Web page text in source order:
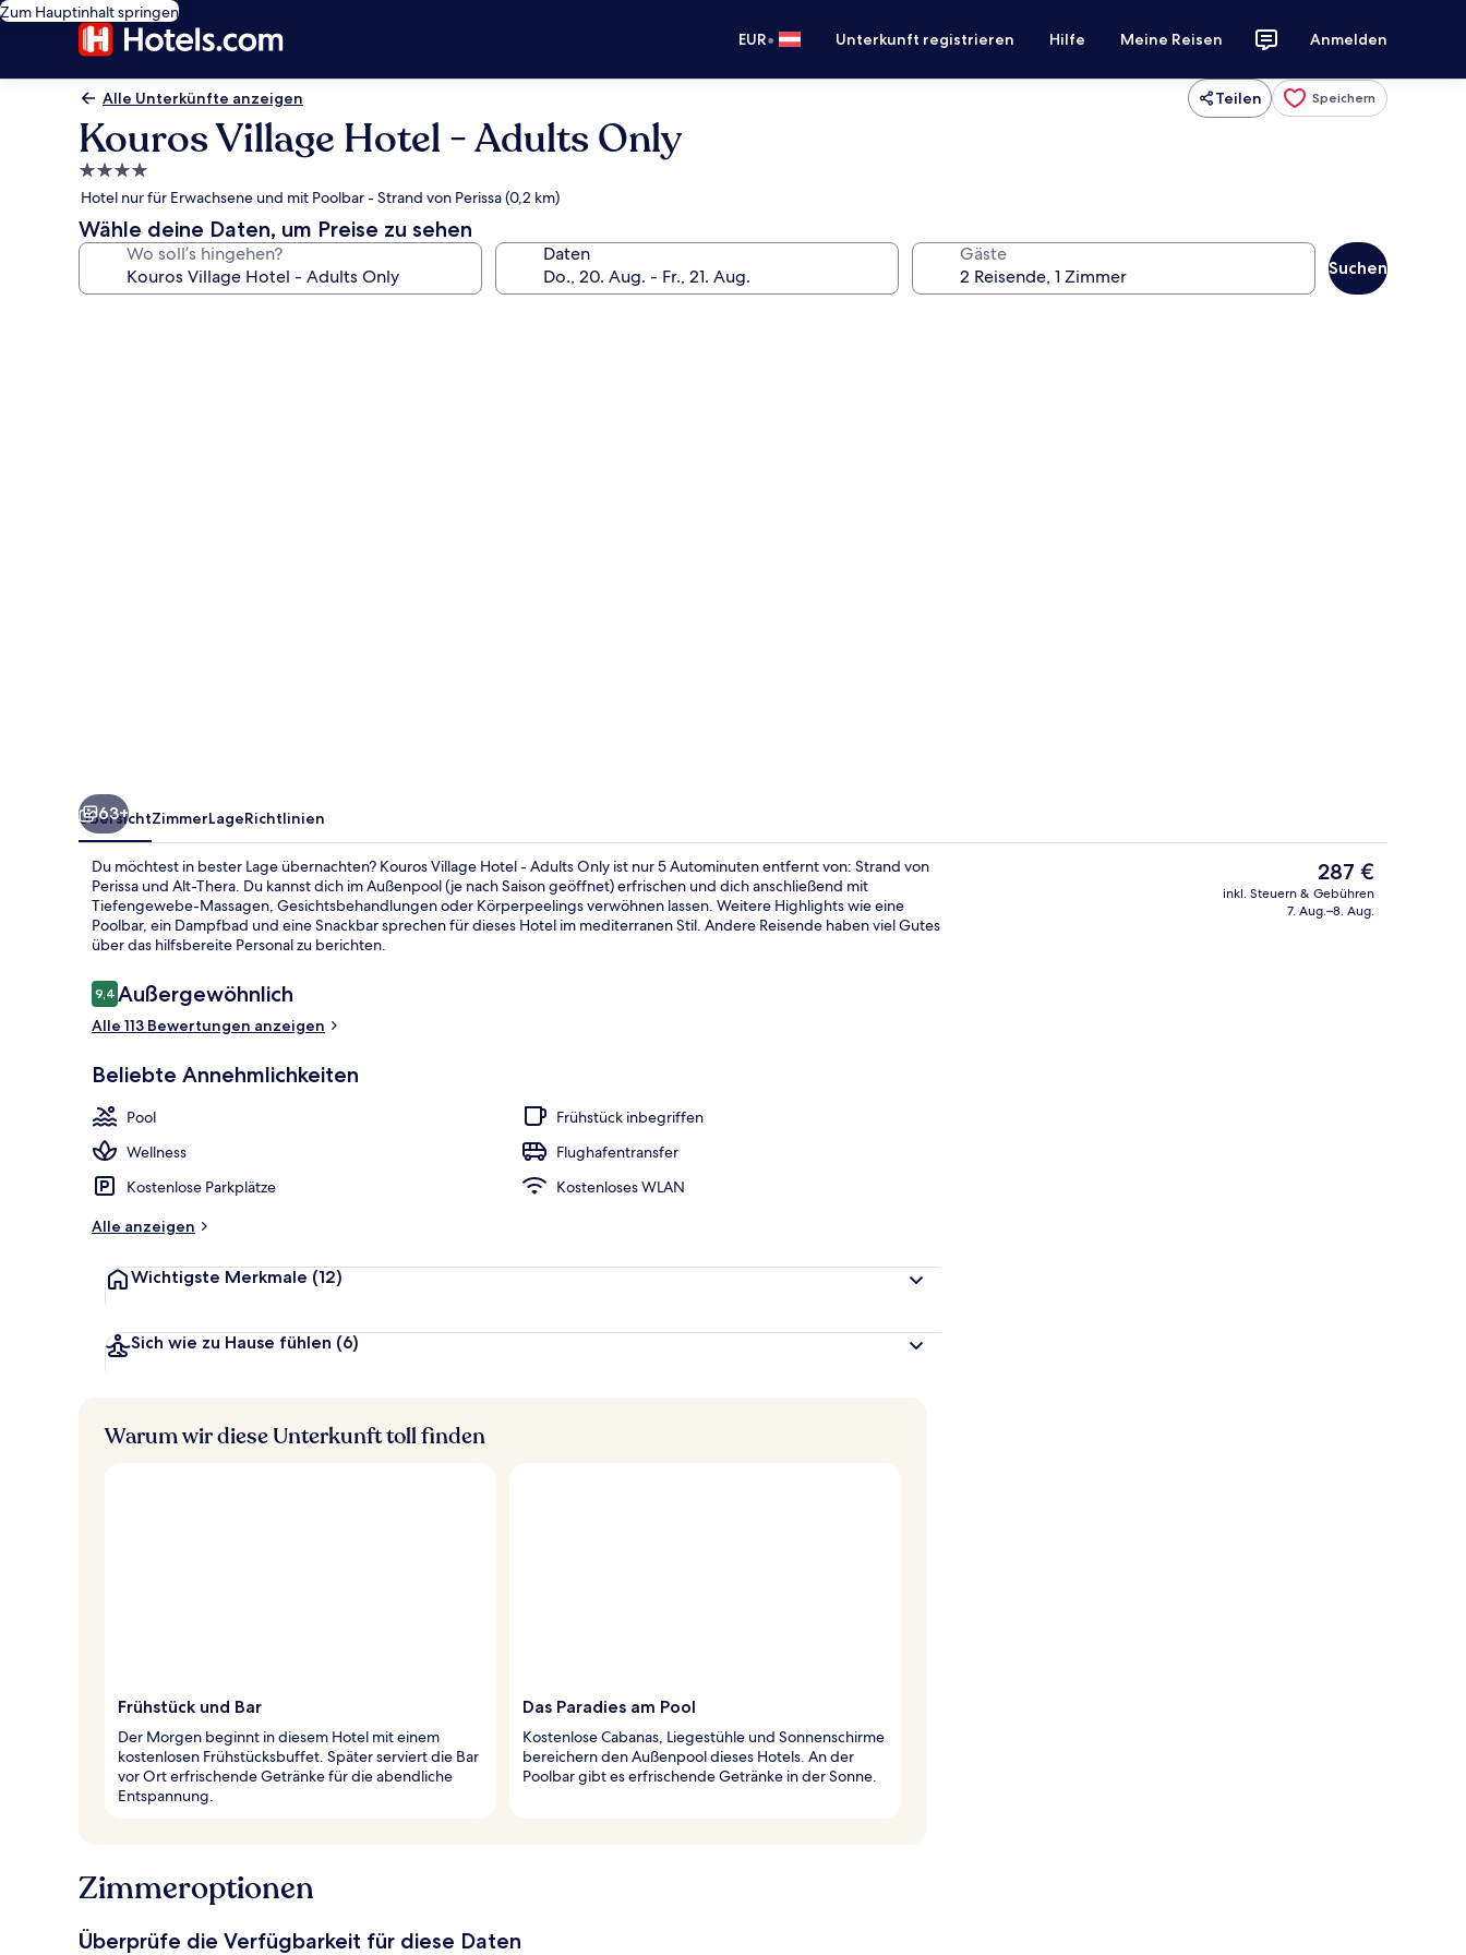
Zum Hauptinhalt springen
EUR• Unterkunft registrieren Hilfe Meine Reisen Anmelden
Alle Unterkünfte anzeigen Teilen Speichern
Kouros Village Hotel - Adults Only
4.0-
Sterne-
Unterkunft
Hotel nur für Erwachsene und mit Poolbar - Strand von Perissa (0,2 km)
Wähle deine Daten, um Preise zu sehen
Wo soll’s hingehen? Daten Gäste
Suchen
Außendetails
63+
ÜbersichtZimmerLageRichtlinien
Du möchtest in bester Lage übernachten? Kouros Village Hotel - Adults Only ist nur 5 Autominuten entfernt von: Strand von
Perissa und Alt-Thera. Du kannst dich im Außenpool (je nach Saison geöffnet) erfrischen und dich anschließend mit
Tiefengewebe-Massagen, Gesichtsbehandlungen oder Körperpeelings verwöhnen lassen. Weitere Highlights wie eine
Poolbar, ein Dampfbad und eine Snackbar sprechen für dieses Hotel im mediterranen Stil. Andere Reisende haben viel Gutes
über das hilfsbereite Personal zu berichten.
Bewertungen
9,49,4 von 10.
Außergewöhnlich
Alle 113 Bewertungen anzeigen
Beliebte Annehmlichkeiten
Pool
Frühstück inbegriffen
Wellness
Flughafentransfer
Kostenlose Parkplätze
Kostenloses WLAN
Alle anzeigen
Wichtigste Merkmale (12)
Sich wie zu Hause fühlen (6)
Der
aktuelle
Preis
287 €
inkl. Steuern & Gebühren
7. Aug.–8. Aug.
Warum wir diese Unterkunft toll finden
Frühstück und Bar
Der Morgen beginnt in diesem Hotel mit einem
kostenlosen Frühstücksbuffet. Später serviert die Bar
vor Ort erfrischende Getränke für die abendliche
Entspannung.
Das Paradies am Pool
Kostenlose Cabanas, Liegestühle und Sonnenschirme
bereichern den Außenpool dieses Hotels. An der
Poolbar gibt es erfrischende Getränke in der Sonne.
Zimmeroptionen
Überprüfe die Verfügbarkeit für diese Daten